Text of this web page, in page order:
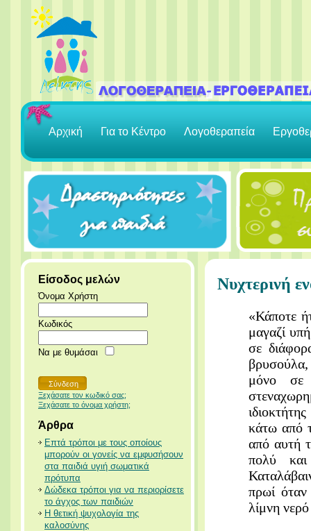
Αρχική Για το Κέντρο Λογοθεραπεία
Είσοδος μελών
Όνομα Χρήστη
Κωδικός
Να με θυμάσαι
Ξεχάσατε τον κωδικό σας;
Ξεχάσατε το όνομα χρήστη;
Άρθρα
Επτά τρόποι με τους οποίους
μπορούν οι γονείς να εμφυσήσουν
στα παιδιά υγιή σωματικά
πρότυπα
Δώδεκα τρόποι για να περιορίσετε
το άγχος των παιδιών
Η θετική ψυχολογία της
καλοσύνης
Νυχτερινή
«Κάποτε
μαγαζί
σε
μόνο σε
κάτω από
από αυτή
πολύ
πρωί
λίμνη